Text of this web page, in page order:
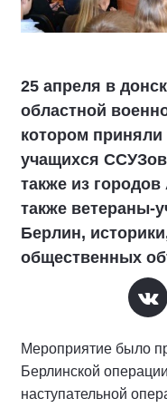
25 апреля в
областной
котором приняли
учащихся ССУЗов
также из
также ветераны-
Берлин,
общественных
Мероприятие было
Берлинской
наступательной